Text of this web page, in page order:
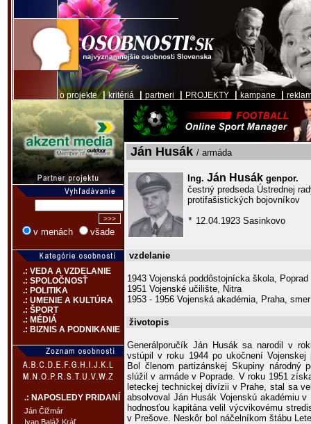
o projekte|kritériá partneri PROJEKTY kampane
v menách všade
.: VEDA A VZDELANIE
.: SPOLOČNOSŤ
.: POLITIKA
.: UMENIE A KULTÚRA
.: ŠPORT
.: MÉDIÁ
.: BIZNIS A PODNIKANIE
.: NAPOSLEDY PRIDANÍ
Ján Čižmár
Ivan Baláž Kráľ
Ján Husák / armáda
Ing. Ján Husák genpor.
čestný predseda Ústrednej
protifašistických bojovníkov
* 12.04.1923 Sasinkovo
vzdelanie
1943 Vojenská poddôstojnícka škola, Poprad
1951 Vojenské učilište, Nitra
1953 - 1956 Vojenská akadémia, Praha,
životopis
Generálporučík Ján Husák sa narodil v
vstúpil v roku 1944 po ukočnení
Bol členom partizánskej Skupiny národný
slúžil v armáde v Poprade. V roku 1951
leteckej technickej divízii v Prahe, stal sa
absolvoval Ján Husák Vojenskú akadémiu
hodnosťou kapitána velil výcvikovému
v Prešove. Neskôr bol náčelníkom štábu